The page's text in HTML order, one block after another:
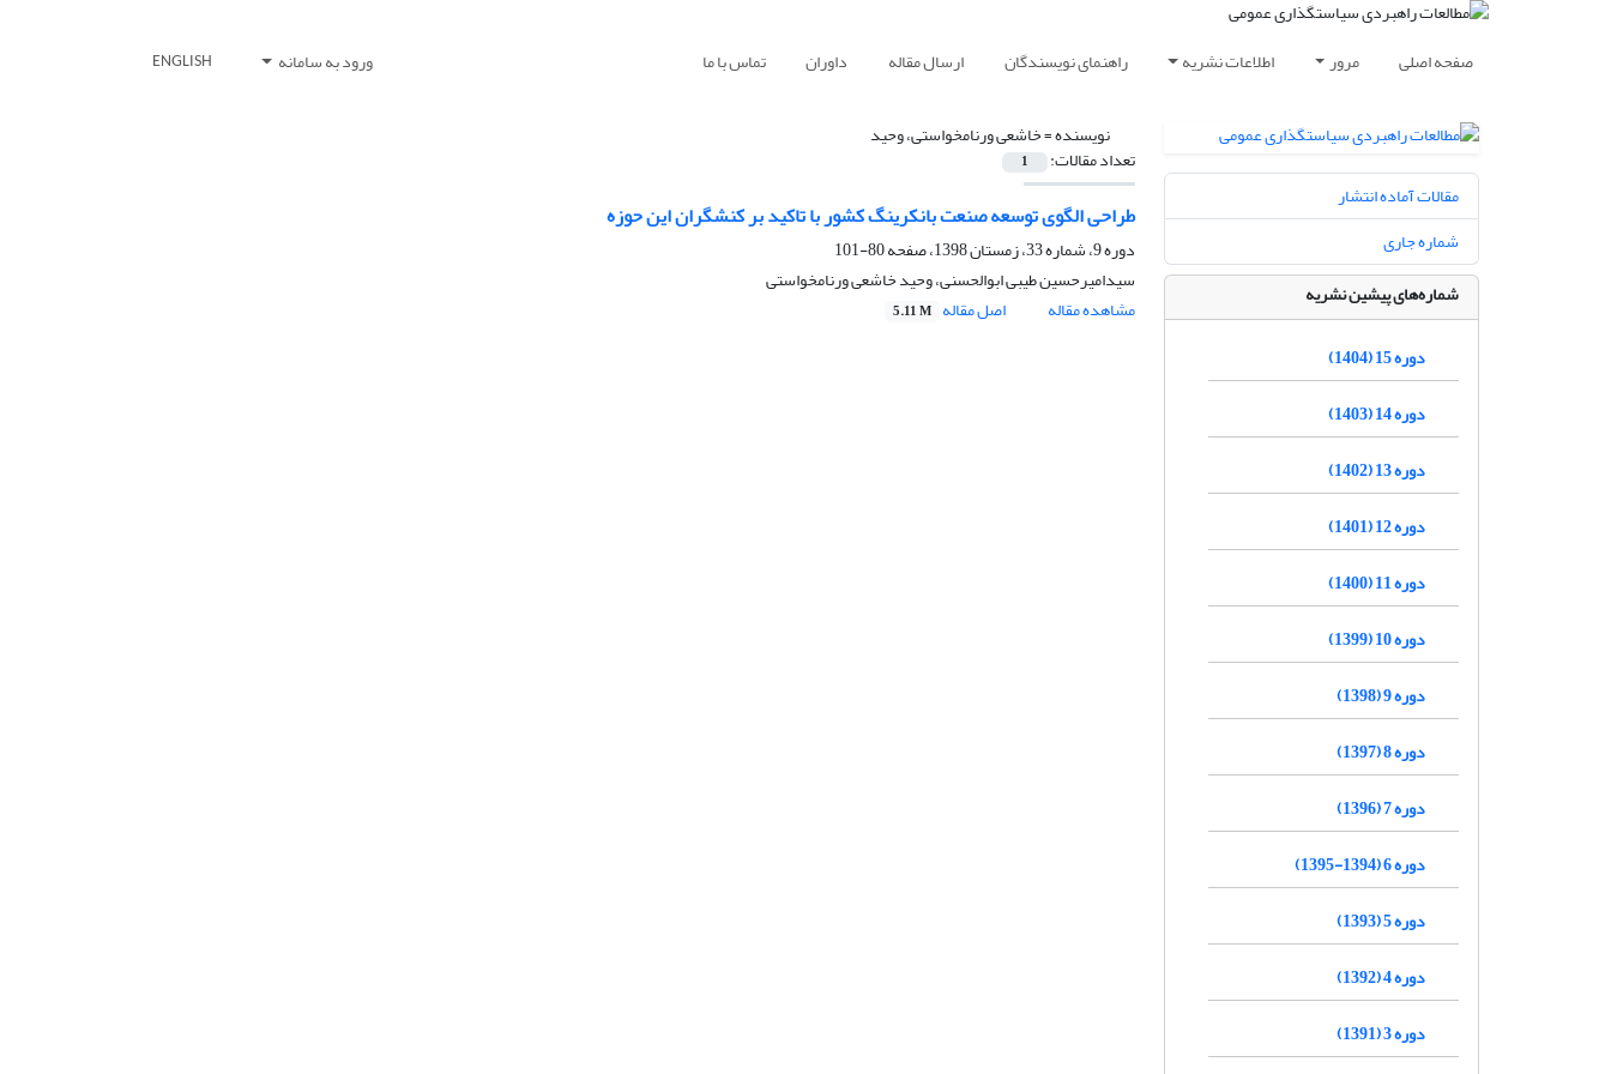
صفحه اصلی مرور اطلاعات نشریه راهنمای نویسندگان ارسال مقاله داوران تماس با ما ورود به سامانه ENGLISH
نویسنده =خاشعی ورنامخواستی، وحید
تعداد مقالات: 1
طراحی الگوی توسعه صنعت بانکرینگ کشور با تاکید بر کنشگران این حوزه
دوره 9، شماره 33، زمستان 1398، صفحه
80-101
سیدامیرحسین طیبی ابوالحسنی، وحید خاشعی ورنامخواستی
مشاهده مقاله
اصل مقاله 5.11 M
مقالات آماده انتشار
شماره جاری
شماره‌های پیشین نشریه
دوره 15 (1404)
دوره 14 (1403)
دوره 13 (1402)
دوره 12 (1401)
دوره 11 (1400)
دوره 10 (1399)
دوره 9 (1398)
دوره 8 (1397)
دوره 7 (1396)
دوره 6 (1394-1395)
دوره 5 (1393)
دوره 4 (1392)
دوره 3 (1391)